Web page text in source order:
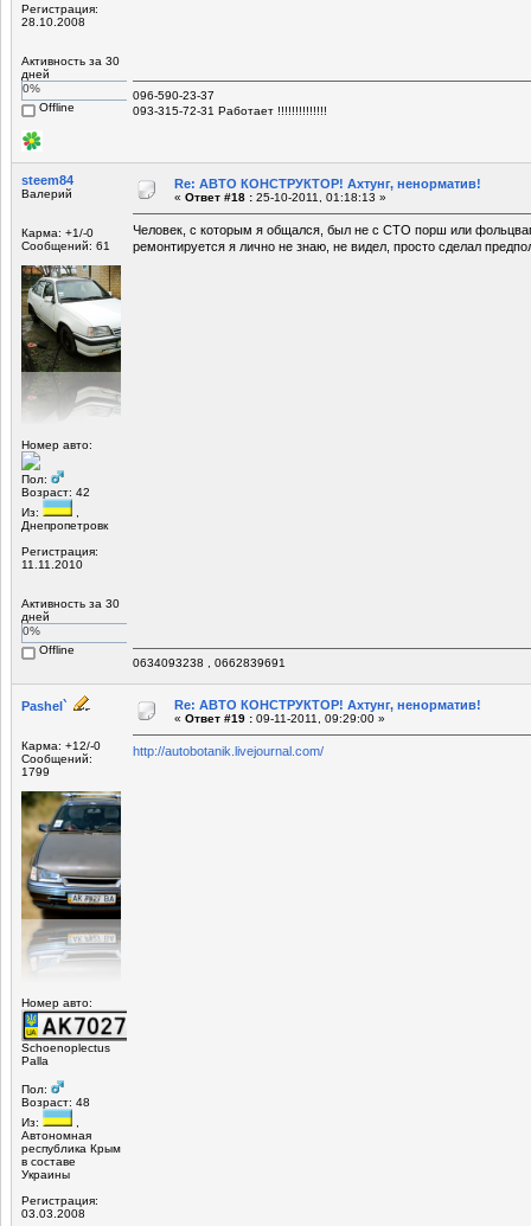
Регистрация:
28.10.2008
Активность за 30
дней
0%
Offline
096-590-23-37
093-315-72-31 Работает !!!!!!!!!!!!!!
steem84
Валерий
Карма: +1/-0
Сообщений: 61
Номер авто:
Пол:
Возраст: 42
Из:
Днепропетровк
Регистрация:
11.11.2010
Активность за 30
дней
0%
Offline
Re: АВТО КОНСТРУКТОР! Ахтунг, ненорматив!
« Ответ #18 : 25-10-2011, 01:18:13 »
Человек, с которым я общался, был не с СТО порш или
ремонтируется я лично не знаю, не видел, просто сделал
0634093238 , 0662839691
Pashel`
Карма: +12/-0
Сообщений:
1799
Номер авто:
Schoenoplectus
Palla
Пол:
Возраст: 48
Из:
,
Автономная
республика Крым
в составе
Украины
Регистрация:
03.03.2008
Re: АВТО КОНСТРУКТОР! Ахтунг, ненорматив!
« Ответ #19 : 09-11-2011, 09:29:00 »
http://autobotanik.livejournal.com/